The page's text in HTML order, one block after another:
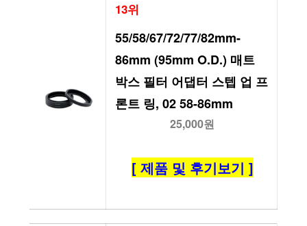
13위
55/58/67/72/77/82mm-
86mm (95mm O.D.) 매트
박스 필터 어댑터 스텝 업 프
론트 링, 02 58-86mm
25,000원
[ 제품 및 후기보기 ]